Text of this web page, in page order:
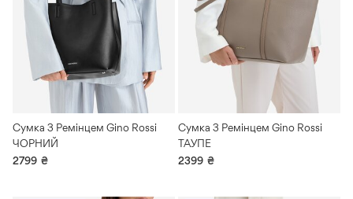
Сумка З Ремінцем Gino Rossi
ЧОРНИЙ
2799 ₴
Сумка З Ремінцем Gino Rossi
ТАУПЕ
2399 ₴